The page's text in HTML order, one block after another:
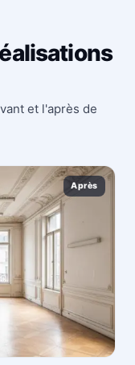
et l'après de
Après